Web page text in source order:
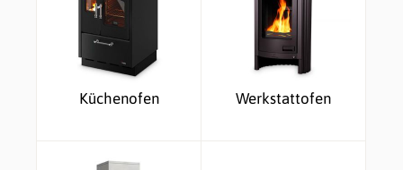
Küchenofen Werkstattofen